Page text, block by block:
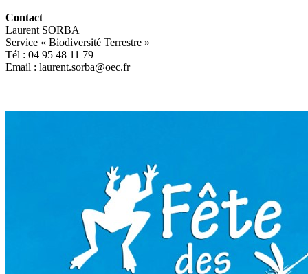
Contact
Laurent SORBA
Service « Biodiversité Terrestre »
Tél : 04 95 48 11 79
Email : laurent.sorba@oec.fr